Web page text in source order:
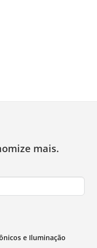
mais.
e Iluminação